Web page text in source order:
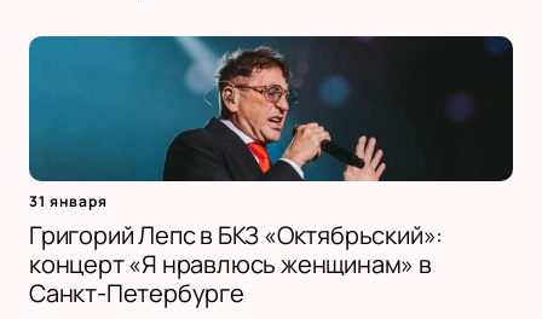
31 января
Григорий Лепс в БКЗ «Октябрьский»:
концерт «Я нравлюсь женщинам» в
Санкт-Петербурге